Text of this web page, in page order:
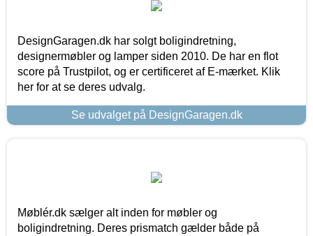
DesignGaragen.dk har solgt boligindretning,
designermøbler og lamper siden 2010. De har en flot
score på Trustpilot, og er certificeret af E-mærket. Klik
her for at se deres udvalg.
Se udvalget på DesignGaragen.dk
Møblér.dk sælger alt inden for møbler og
boligindretning. Deres prismatch gælder både på